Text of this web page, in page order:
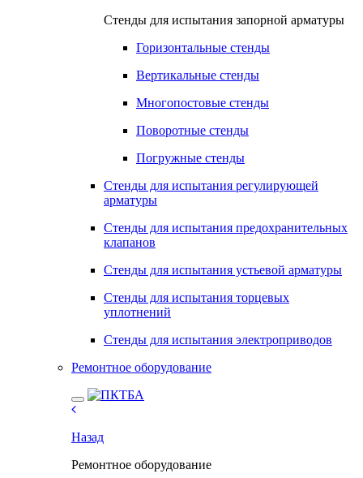
Стенды для испытания запорной арматуры
Горизонтальные стенды
Вертикальные стенды
Многопостовые стенды
Поворотные стенды
Погружные стенды
Стенды для испытания регулирующей
арматуры
Стенды для испытания предохранительных
клапанов
Стенды для испытания устьевой арматуры
Стенды для испытания торцевых
уплотнений
Стенды для испытания электроприводов
Ремонтное оборудование
Назад
Ремонтное оборудование